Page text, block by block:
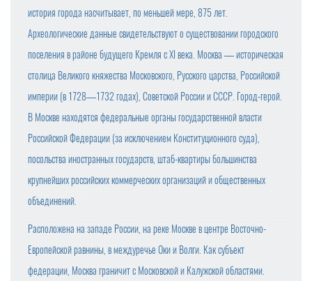
история города насчитывает, по меньшей мере, 875 лет.
Археологические данные свидетельствуют о существовании городского
поселения в районе будущего Кремля с XI века. Москва — историческая
столица Великого княжества Московского, Русского царства, Российской
империи (в 1728—1732 годах), Советской России и СССР. Город-герой.
В Москве находятся федеральные органы государственной власти
Российской Федерации (за исключением Конституционного суда),
посольства иностранных государств, штаб-квартиры большинства
крупнейших российских коммерческих организаций и общественных
объединений.
Расположена на западе России, на реке Москве в центре Восточно-
Европейской равнины, в междуречье Оки и Волги. Как субъект
федерации, Москва граничит с Московской и Калужской областями.